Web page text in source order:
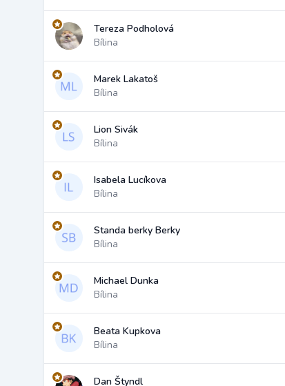
Tereza Podholová
Bílina
Marek Lakatoš
Bílina
Lion Sivák
Bílina
Isabela Lucíkova
Bílina
Standa berky Berky
Bílina
Michael Dunka
Bílina
Beata Kupkova
Bílina
Dan Štyndl